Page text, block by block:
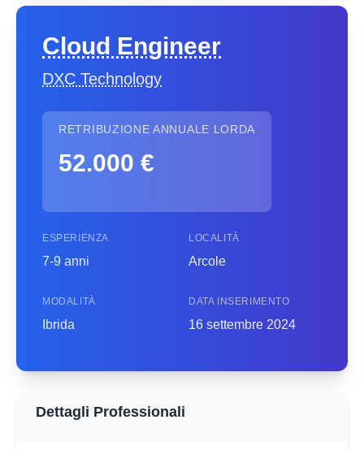
Cloud Engineer
DXC Technology
RETRIBUZIONE ANNUALE LORDA
52.000 €
ESPERIENZA
7-9 anni
LOCALITÀ
Arcole
MODALITÀ
Ibrida
DATA INSERIMENTO
16 settembre 2024
Dettagli Professionali